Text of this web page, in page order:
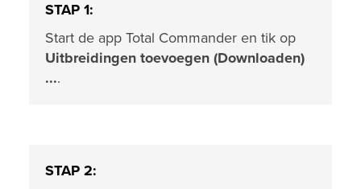
STAP 1:
Start de app Total Commander en tik op
Uitbreidingen toevoegen (Downloaden)
....
STAP 2: